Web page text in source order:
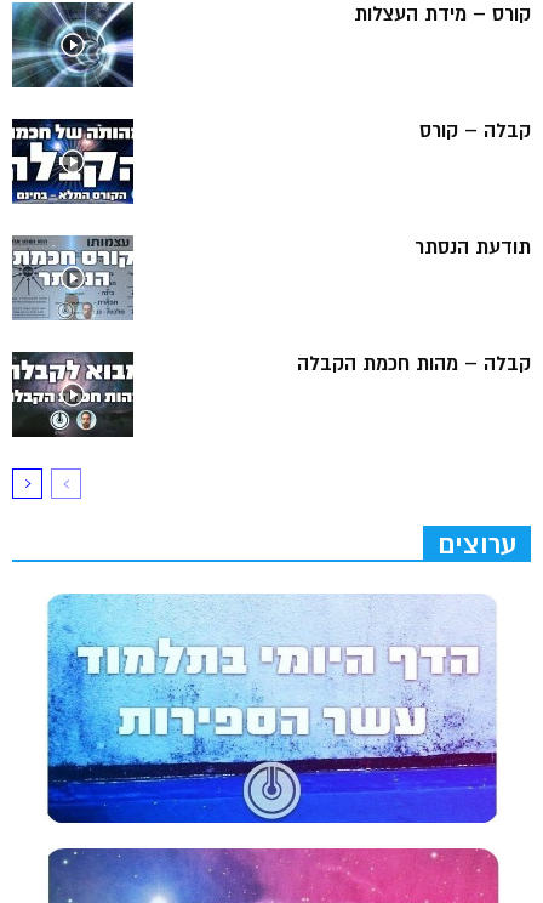
קורס – מידת העצלות
קבלה – קורס
תודעת הנסתר
קבלה – מהות חכמת הקבלה
ערוצים